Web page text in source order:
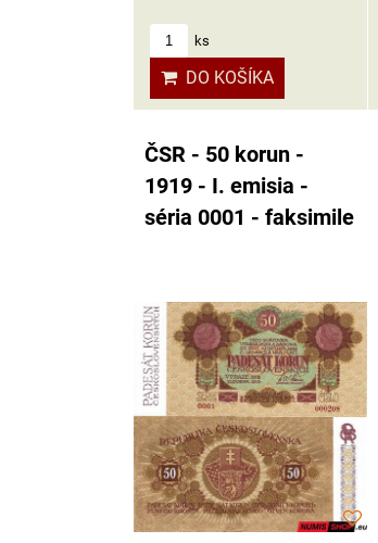
ks
DO KOŠÍKA
ČSR - 50 korun -
1919 - I. emisia -
séria 0001 - faksimile